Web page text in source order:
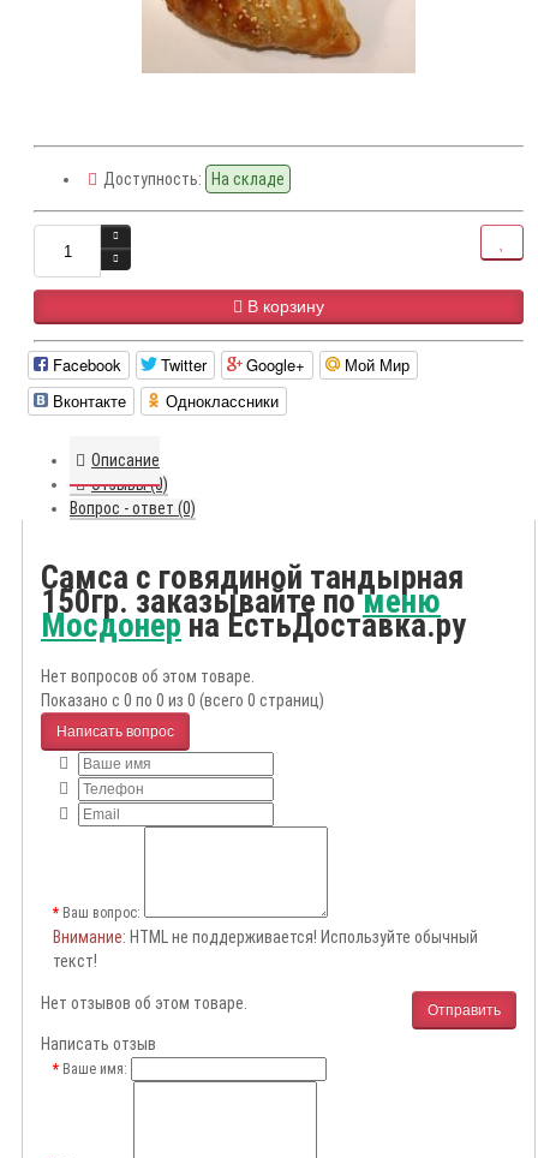
Доступность: На складе
В корзину
Facebook Twitter Google+
Мой Мир
Вконтакте
Одноклассники
Описание
Отзывы (0)
Вопрос - ответ (0)
Самса с говядиной тандырная
150гр. заказывайте поменю
Мосдонерна ЕстьДоставка.ру
Нет вопросов об этом товаре.
Показано с 0 по 0 из 0 (всего 0 страниц)
Написать вопрос
Ваш вопрос:
Внимание: HTML не поддерживается! Используйте обычный
текст!
Отправить
Нет отзывов об этом товаре.
Написать отзыв
Ваше имя: